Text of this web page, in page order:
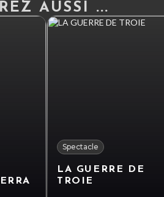
AUSSI ...
Spectacle
LA GUERRE DE
TROIE